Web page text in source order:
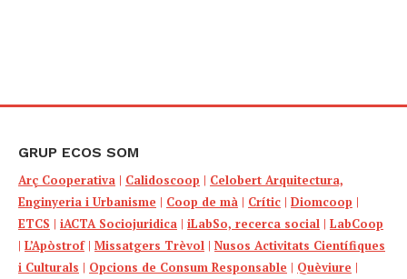
GRUP ECOS SOM
Arç Cooperativa | Calidoscoop | Celobert Arquitectura,
Enginyeria i Urbanisme | Coop de mà | Crític | Diomcoop |
ETCS | iACTA Sociojuridica | iLabSo, recerca social | LabCoop
| L’Apòstrof| Missatgers Trèvol | Nusos Activitats Científiques
i Culturals | Opcions de Consum Responsable | Quèviure |